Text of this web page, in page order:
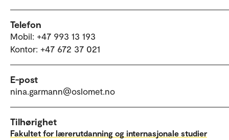
Telefon
Mobil: +47 993 13 193
Kontor: +47 672 37 021
E-post
nina.garmann@oslomet.no
Tilhørighet
Fakultet for lærerutdanning og internasjonale studier